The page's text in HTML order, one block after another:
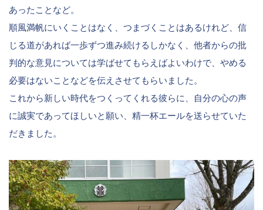
あったことなど。
順風満帆にいくことはなく、つまづくことはあるけれど、信
じる道があれば一歩ずつ進み続けるしかなく、他者からの批
判的な意見については学ばせてもらえばよいわけで、やめる
必要はないことなどを伝えさせてもらいました。
これから新しい時代をつくってくれる彼らに、自分の心の声
に誠実であってほしいと願い、精一杯エールを送らせていた
だきました。